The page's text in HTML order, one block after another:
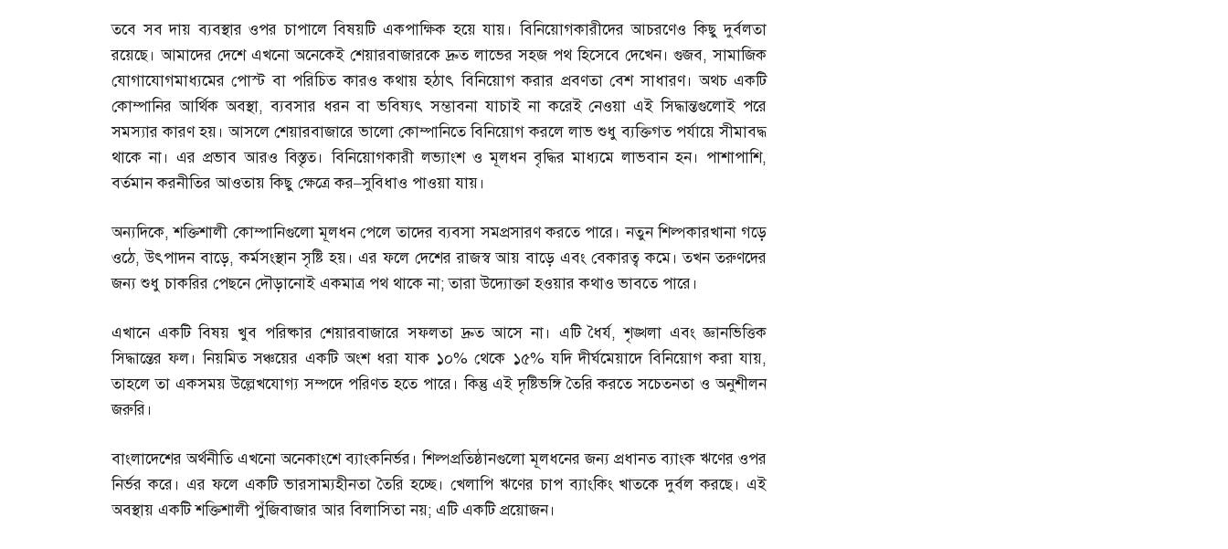
তবে সব দায় ব্যবস্থার ওপর চাপালে বিষয়টি একপাক্ষিক হয়ে যায়। বিনিয়োগকারীদের আচরণেও কিছু দুর্বলতা
রয়েছে। আমাদের দেশে এখনো অনেকেই শেয়ারবাজারকে দ্রুত লাভের সহজ পথ হিসেবে দেখেন। গুজব,সামাজিক
যোগাযোগমাধ্যমের পোস্ট বা পরিচিত কারও কথায় হঠাৎ বিনিয়োগ করার প্রবণতা বেশ সাধারণ। অথচ একটি
কোম্পানির আর্থিক অবস্থা,ব্যবসার ধরন বা ভবিষ্যৎ সম্ভাবনা যাচাই না করেই নেওয়া এই সিদ্ধান্তগুলোই পরে
সমস্যার কারণ হয়। আসলে শেয়ারবাজারে ভালো কোম্পানিতে বিনিয়োগ করলে লাভ শুধু ব্যক্তিগত পর্যায়ে সীমাবদ্ধ
থাকে না। এর প্রভাব আরও বিস্তৃত। বিনিয়োগকারী লভ্যাংশ ও মূলধন বৃদ্ধির মাধ্যমে লাভবান হন। পাশাপাশি,
বর্তমান করনীতির আওতায় কিছু ক্ষেত্রে কর–সুবিধাও পাওয়া যায়।
অন্যদিকে,শক্তিশালী কোম্পানিগুলো মূলধন পেলে তাদের ব্যবসা সমপ্রসারণ করতে পারে। নতুন শিল্পকারখানা গড়ে
ওঠে,উৎপাদন বাড়ে,কর্মসংস্থান সৃষ্টি হয়। এর ফলে দেশের রাজস্ব আয় বাড়ে এবং বেকারত্ব কমে। তখন তরুণদের
জন্য শুধু চাকরির পেছনে দৌড়ানোই একমাত্র পথ থাকে না;তারা উদ্যোক্তা হওয়ার কথাও ভাবতে পারে।
এখানে একটি বিষয় খুব পরিষ্কার শেয়ারবাজারে সফলতা দ্রুত আসে না। এটি ধৈর্য,শৃঙ্খলা এবং জ্ঞানভিত্তিক
সিদ্ধান্তের ফল। নিয়মিত সঞ্চয়ের একটি অংশ ধরা যাক ১০%থেকে ১৫%যদি দীর্ঘমেয়াদে বিনিয়োগ করা যায়,
তাহলে তা একসময় উল্লেখযোগ্য সম্পদে পরিণত হতে পারে। কিন্তু এই দৃষ্টিভঙ্গি তৈরি করতে সচেতনতা ও অনুশীলন
জরুরি।
বাংলাদেশের অর্থনীতি এখনো অনেকাংশে ব্যাংকনির্ভর। শিল্পপ্রতিষ্ঠানগুলো মূলধনের জন্য প্রধানত ব্যাংক ঋণের ওপর
নির্ভর করে। এর ফলে একটি ভারসাম্যহীনতা তৈরি হচ্ছে। খেলাপি ঋণের চাপ ব্যাংকিং খাতকে দুর্বল করছে। এই
অবস্থায় একটি শক্তিশালী পুঁজিবাজার আর বিলাসিতা নয়; এটি একটি প্রয়োজন।